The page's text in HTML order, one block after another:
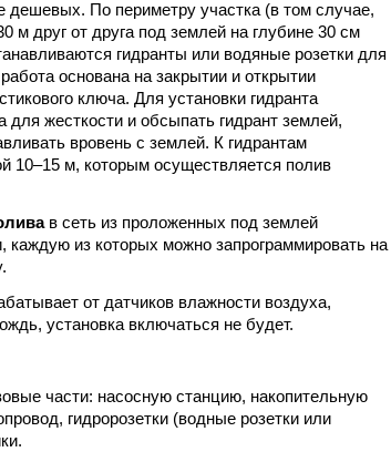
дешевых. По периметру участка (в том случае,
м друг от друга под землей на глубине 30 см
гидранты или водяные розетки для
основана на закрытии и открытии
ключа. Для установки гидранта
жесткости и обсыпать гидрант землей,
вровень с землей. К гидрантам
10–15 м, которым осуществляется полив
в сеть из проложенных под землей
из которых можно запрограммировать на
от датчиков влажности воздуха,
установка включаться не будет.
части: насосную станцию, накопительную
гидророзетки (водные розетки или